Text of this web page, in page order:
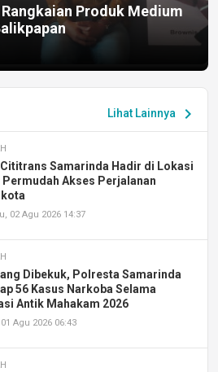
Produk Medium
Lihat Lainnya chevron_right
Samarinda Hadir di Lokasi
Permudah Akses Perjalanan
02 Agu 2026 14:37
Dibekuk, Polresta Samarinda
56 Kasus Narkoba Selama
Antik Mahakam 2026
Agu 2026 06:43